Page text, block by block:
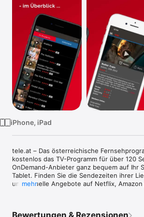
TV
iPhone, iPad
tele.at – Das österreichische
kostenlos das TV-Programm für über 120
OnDemand-Anbieter ganz bequem auf Ihr
Tablet. Finden Sie die Sendezeiten ihrer
und aktuelle Angebote auf Netflix,
mehr
Bewertungen & Rezensionen